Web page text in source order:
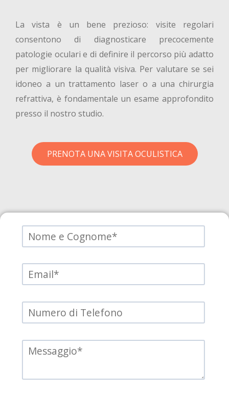
La vista è un bene prezioso: visite regolari
consentono di diagnosticare precocemente
patologie oculari e di definire il percorso più adatto
per migliorare la qualità visiva. Per valutare se sei
idoneo a un trattamento laser o a una chirurgia
refrattiva, è fondamentale un esame approfondito
presso il nostro studio.
PRENOTA UNA VISITA OCULISTICA